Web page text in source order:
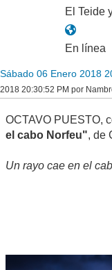
El Teide
En línea
Sábado 06 Enero 2018
2018 20:30:52 PM por
OCTAVO PUESTO,
el cabo Norfeu", de
Un rayo cae en el